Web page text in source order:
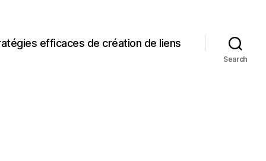
efficaces de création de liens
Search